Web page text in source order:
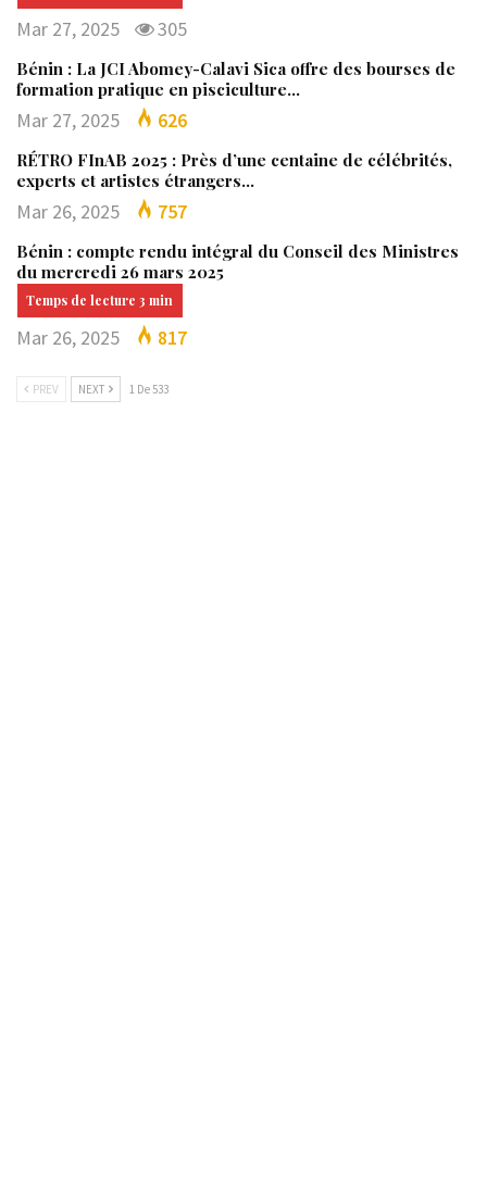
Mar 27, 2025 305
Bénin : La JCI Abomey-Calavi Sica offre des bourses de
formation pratique en pisciculture…
Mar 27, 2025 626
RÉTRO FInAB 2025 : Près d’une centaine de célébrités,
experts et artistes étrangers…
Mar 26, 2025 757
Bénin : compte rendu intégral du Conseil des Ministres
du mercredi 26 mars 2025
Mar 26, 2025 817
PREV NEXT 1 De 533